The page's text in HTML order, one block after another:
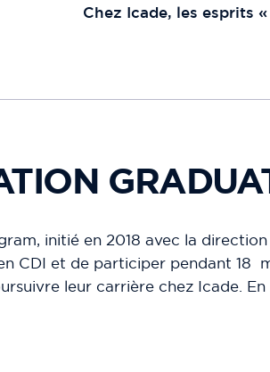
Chez Icade, les esprits
initié en 2018 avec la
CDI et de participer pendant 18
leur carrière chez Icade.